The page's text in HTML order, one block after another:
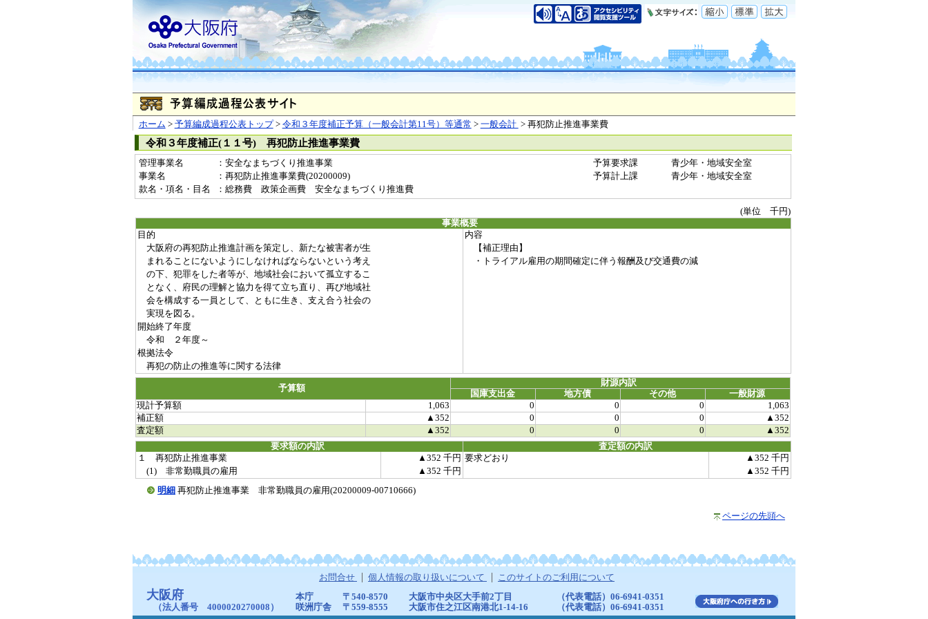
ホーム > 予算編成過程公表トップ> 令和３年度補正予算（一般会計第11号）等通常 > 一般会計 > 再犯防止推進事業費
令和３年度補正(１１号) 再犯防止推進事業費
管理事業名 ：安全なまちづくり推進事業 予算要求課
青少年・地域安全室
事業名
：再犯防止推進事業費(20200009) 予算計上課
青少年・地域安全室
款名・項名・目名
：総務費 政策企画費 安全なまちづくり推進費
(単位 千円)
事業概要
目的
内容
大阪府の再犯防止推進計画を策定し、新たな被害者が生
【補正理由】
まれることにないようにしなければならないという考え
・トライアル雇用の期間確定に伴う報酬及び交通費の減
の下、犯罪をした者等が、地域社会において孤立するこ
となく、府民の理解と協力を得て立ち直り、再び地域社
会を構成する一員として、ともに生き、支え合う社会の
実現を図る。
開始終了年度
令和 ２年度～
根拠法令
再犯の防止の推進等に関する法律
予算額
財源内訳
国庫支出金
地方債 その他
一般財源
現計予算額
1,063 0 0 0
1,063
補正額
▲352 0 0 0
▲352
査定額
▲352 0 0 0
▲352
要求額の内訳
査定額の内訳
１ 再犯防止推進事業
▲352 千円 要求どおり
▲352 千円
(1) 非常勤職員の雇用
▲352 千円
▲352 千円
明細 再犯防止推進事業 非常勤職員の雇用(20200009-00710666)
ページの先頭へ
お問合せ 個人情報の取り扱いについて このサイトのご利用について
大阪府
（法人番号 4000020270008）
本庁 〒540-8570 大阪市中央区大手前2丁目
（代表電話）06-6941-0351
咲洲庁舎
〒559-8555 大阪市住之江区南港北1-14-16 （代表電話）06-6941-0351